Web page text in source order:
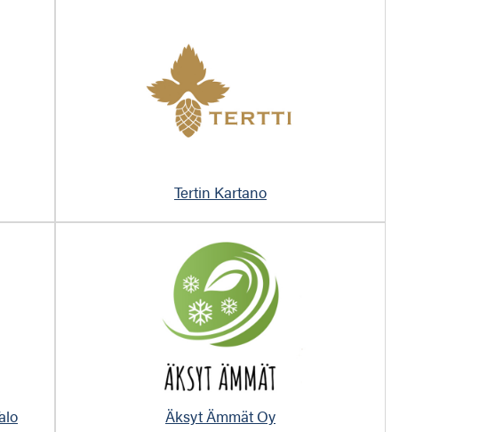
Tertin Kartano
Äksyt Ämmät Oy